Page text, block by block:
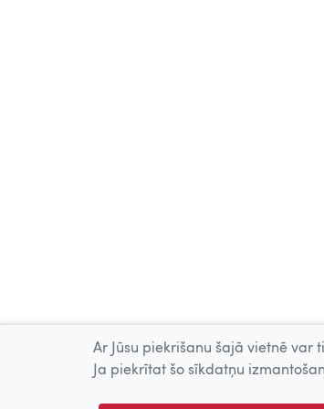
Ar Jūsu piekrišanu šajā vietnē var
Ja piekrītat šo sīkdatņu